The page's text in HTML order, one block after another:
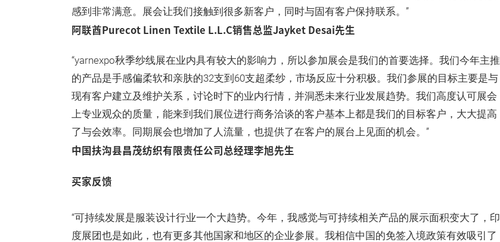
感到非常满意。展会让我们接触到很多新客户，同时与固有客户保持联系。”
阿联酋Purecot Linen Textile L.L.C销售总监Jayket Desai先生
“yarnexpo秋季纱线展在业内具有较大的影响力，所以参加展会是我们的首要选择。我们今年主推
的产品是手感偏柔软和亲肤的32支到60支超柔纱，市场反应十分积极。我们参展的目标主要是与
现有客户建立及维护关系，讨论时下的业内行情，并洞悉未来行业发展趋势。我们高度认可展会
上专业观众的质量，能来到我们展位进行商务洽谈的客户基本上都是我们的目标客户，大大提高
了与会效率。同期展会也增加了人流量，也提供了在客户的展台上见面的机会。”
中国扶沟县昌茂纺织有限责任公司总经理李旭先生
买家反馈
“可持续发展是服装设计行业一个大趋势。今年，我感觉与可持续相关产品的展示面积变大了，印
度展团也是如此，也有更多其他国家和地区的企业参展。我相信中国的免签入境政策有效吸引了